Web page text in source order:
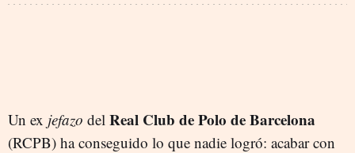
Un ex jefazo del Real Club de Polo de Barcelona
(RCPB) ha conseguido lo que nadie logró: acabar con